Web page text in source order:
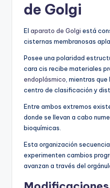
de Golgi
El aparato de Golgi está
cisternas membranosas
Posee una polaridad
cara cis recibe materiales
endoplásmico , mientras
centro de clasificación y
Entre ambos extremos
donde se llevan a cabo
bioquímicas.
Esta organización
experimenten cambios
avanzan a través del